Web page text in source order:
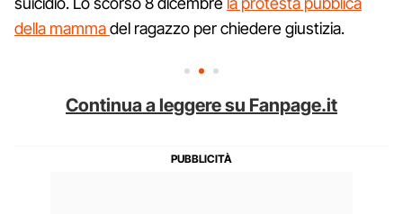
della mammadel ragazzo per chiedere giustizia.
Continua a leggere su Fanpage.it